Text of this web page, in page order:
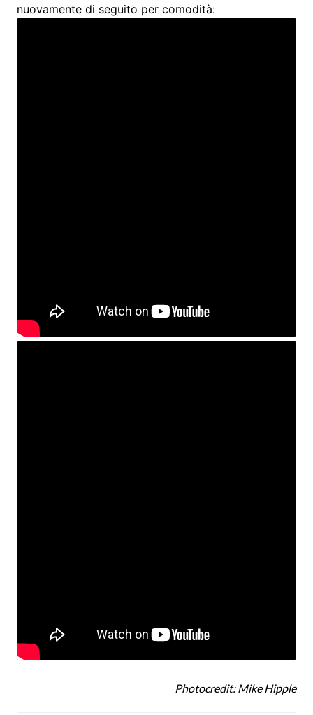
nuovamente di seguito per comodità:
Photocredit: Mike Hipple